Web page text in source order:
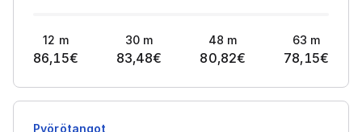
12 m
86,15€
30 m
83,48€
48 m
80,82€
63 m
78,15€
Pyörötangot